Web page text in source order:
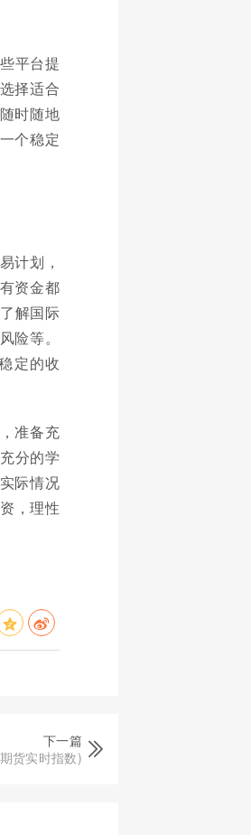
平台提
择适合
时随地
个稳定
计划，
资金都
解国际
险等。
定的收
准备充
分的学
际情况
，理性
下一篇
货实时指数)